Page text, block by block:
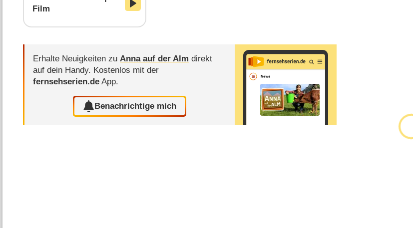
Film
Erhalte Neuigkeiten zu Anna auf der Alm direkt
auf dein Handy. Kostenlos mit der
fernsehserien.de App.
Benachrichtige mich